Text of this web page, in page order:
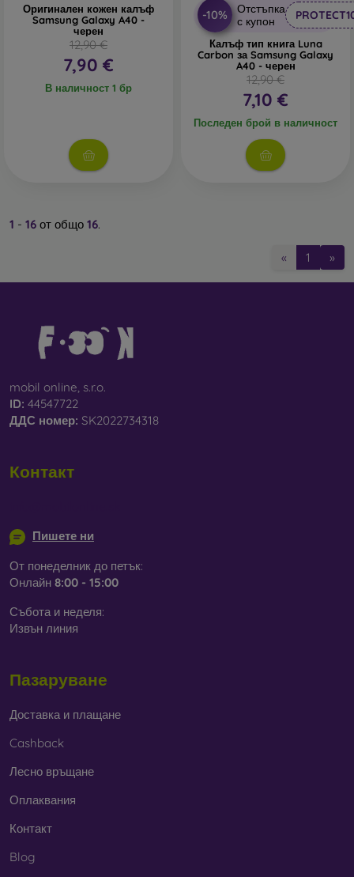
Оригинален кожен калъф
Samsung Galaxy A40 -
черен
12,90 €
7,90 €
В наличност 1 бр
-10%
Отстъпка
с купон
Калъф тип книга Luna
Carbon за Samsung Galaxy
A40 - черен
12,90 €
7,10 €
Последен брой в наличност
1 - 16 от общо 16.
« 1 »
mobil online, s.r.o.
ID: 44547722
ДДС ​​номер: SK2022734318
Контакт
Пишете ни
От понеделник до петък:
Онлайн 8:00 - 15:00
Събота и неделя:
Извън линия
Пазаруване
Доставка и плащане
Cashback
Лесно връщане
Оплаквания
Контакт
Blog